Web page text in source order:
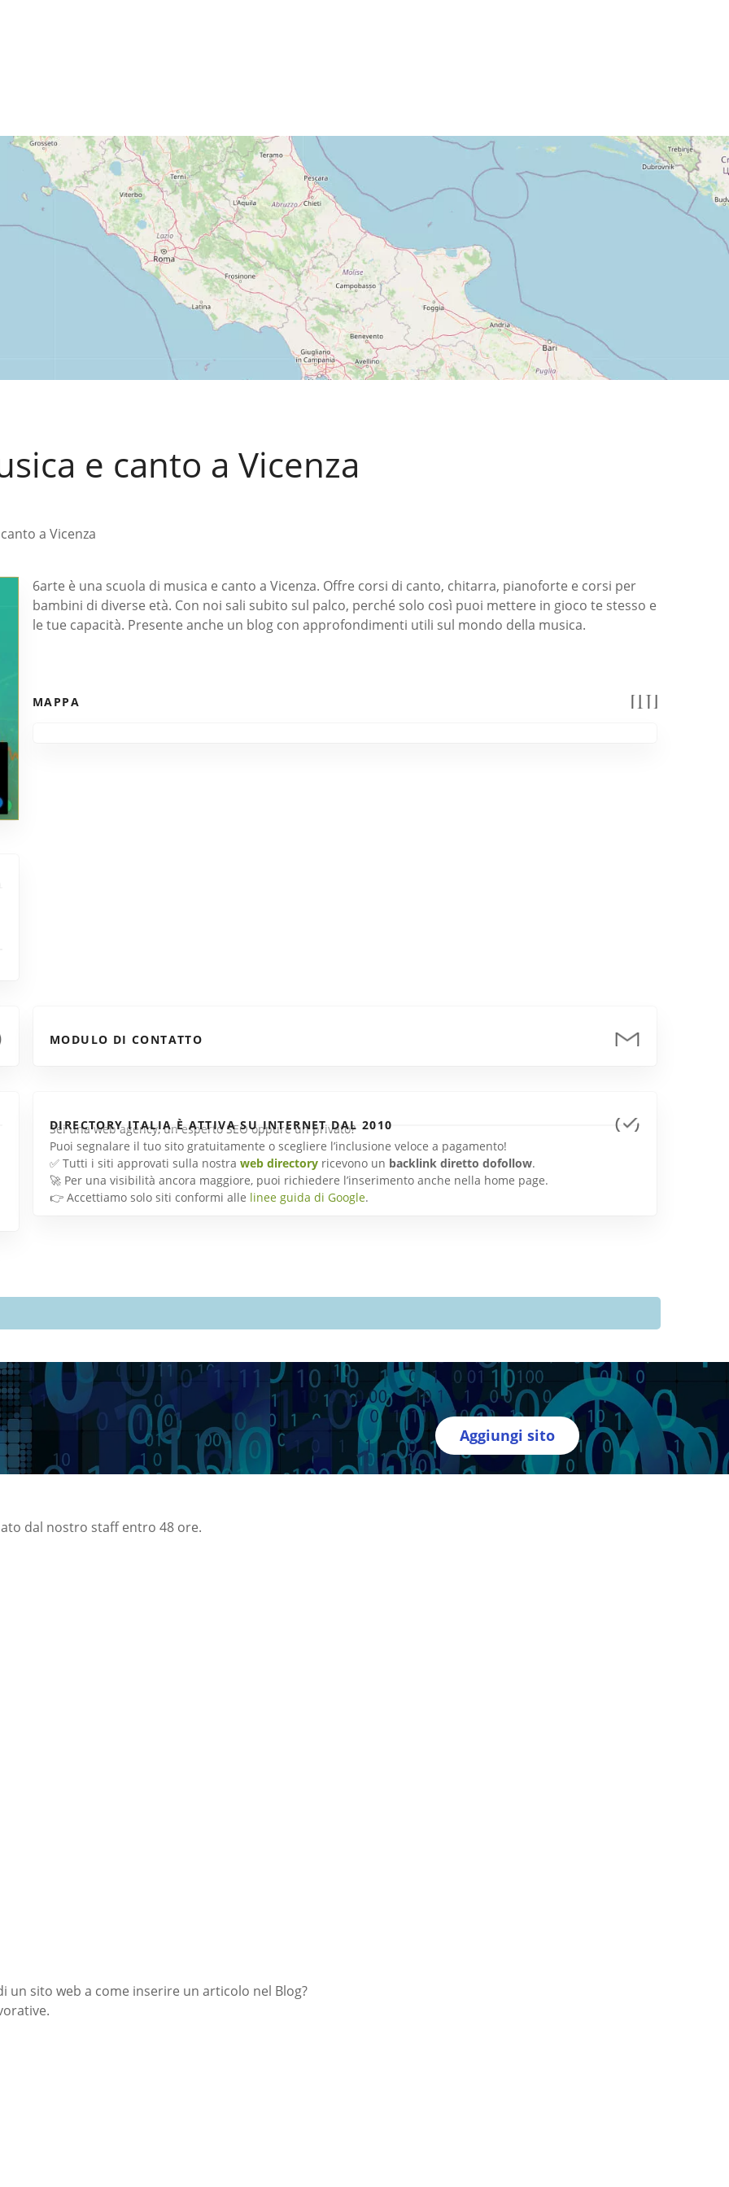
e canto a Vicenza
a Vicenza
6arte è una scuola di musica e canto a Vicenza. Offre corsi di canto, chitarra, pianoforte e corsi per
bambini di diverse età. Con noi sali subito sul palco, perché solo così puoi mettere in gioco te stesso e
le tue capacità. Presente anche un blog con approfondimenti utili sul mondo della musica.
MAPPA
MODULO DI CONTATTO
DIRECTORY ITALIA È ATTIVA SU INTERNET DAL 2010
Sei una web agency, un esperto SEO oppure un privato?
Puoi segnalare il tuo sito gratuitamente o scegliere l’inclusione veloce a pagamento!
✅ Tutti i siti approvati sulla nostra web directoryricevono un backlink diretto dofollow.
🚀 Per una visibilità ancora maggiore, puoi richiedere l’inserimento anche nella home page.
👉 Accettiamo solo siti conformi alle linee guida di Google.
Aggiungi sito
dal nostro staff entro 48 ore.
un sito web a come inserire un articolo nel Blog?